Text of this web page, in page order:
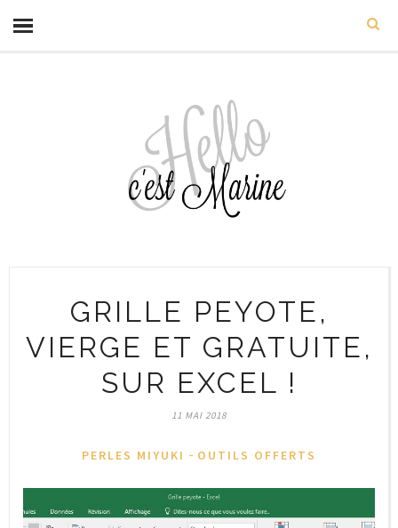
GRILLE PEYOTE,
VIERGE ET GRATUITE,
SUR EXCEL !
11 MAI 2018
PERLES MIYUKI - OUTILS OFFERTS